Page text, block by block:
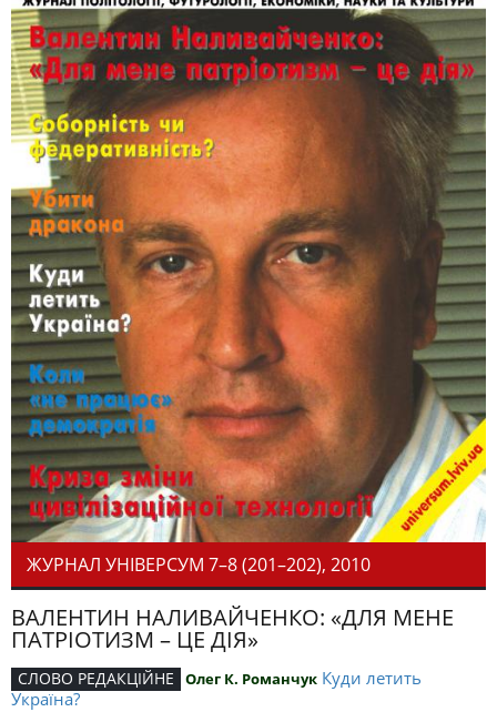
ЖУРНАЛ УНІВЕРСУМ 7–8 (201–202), 2010
ВАЛЕНТИН НАЛИВАЙЧЕНКО: «ДЛЯ МЕНЕ
ПАТРІОТИЗМ – ЦЕ ДІЯ»
СЛОВО РЕДАКЦІЙНЕ Олег К. Романчук Куди летить
Україна?